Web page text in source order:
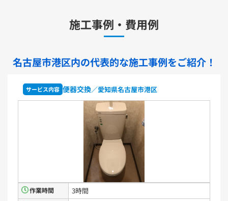
TKS05321Z TKS05305JA TKS05305ZA
TKS05301J TKS05311J
TKS05310J
洗面化粧台用水栓金具
TLHG30ES TLHG30ERZ
TLHG31AEFR TLHG31AEFZ TLHG30EGR
TLS05301J TLS05301Z TLG05301J TLG05301Z
TLC32ERZ LF-E345SYCN
TBV03401J1 TBV03401Z1
施工事例・費用例
名古屋市港区内の代表的な施工事例をご紹介！
サービス内容 便器交換／愛知県名古屋市港区
作業時間 3時間